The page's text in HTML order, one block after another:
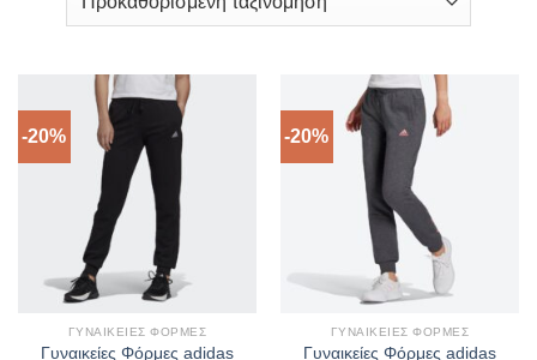
-20%
ΓΥΝΑΙΚΕΊΕΣ ΦΌΡΜΕΣ
Γυναικείες Φόρμες adidas
-20%
ΓΥΝΑΙΚΕΊΕΣ ΦΌΡΜΕΣ
Γυναικείες Φόρμες adidas